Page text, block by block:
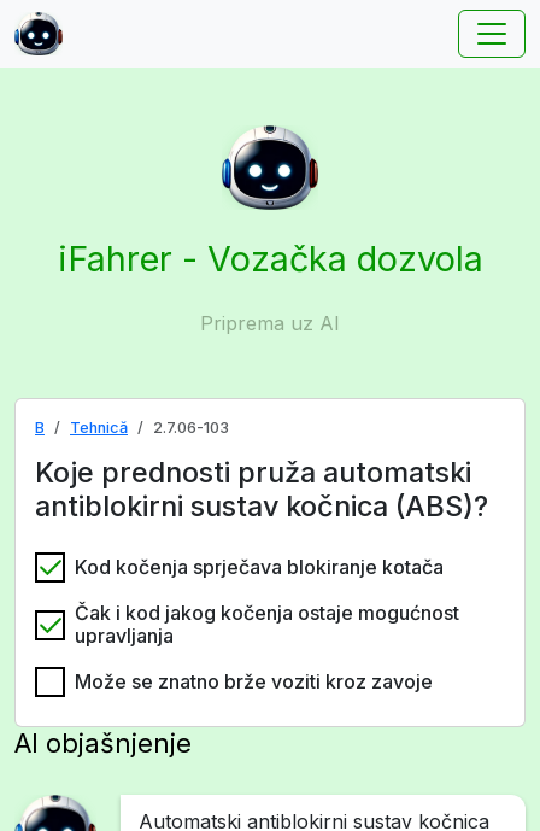
iFahrer - Vozačka dozvola
Priprema uz AI
B Tehnică 2.7.06-103
Koje prednosti pruža automatski
antiblokirni sustav kočnica (ABS)?
Kod kočenja sprječava blokiranje kotača
Čak i kod jakog kočenja ostaje mogućnost
upravljanja
Može se znatno brže voziti kroz zavoje
AI objašnjenje
Automatski antiblokirni sustav kočnica